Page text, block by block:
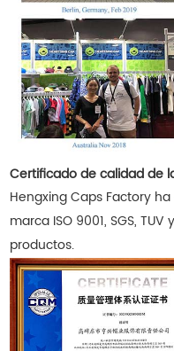
Certificado de calidad de
Hengxing Caps Factory
marca ISO 9001, SGS,
productos.